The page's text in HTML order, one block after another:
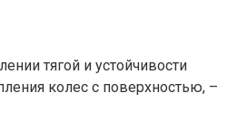
тягой и устойчивости
колес с поверхностью, –